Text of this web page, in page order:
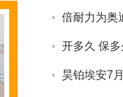
开多久 保多